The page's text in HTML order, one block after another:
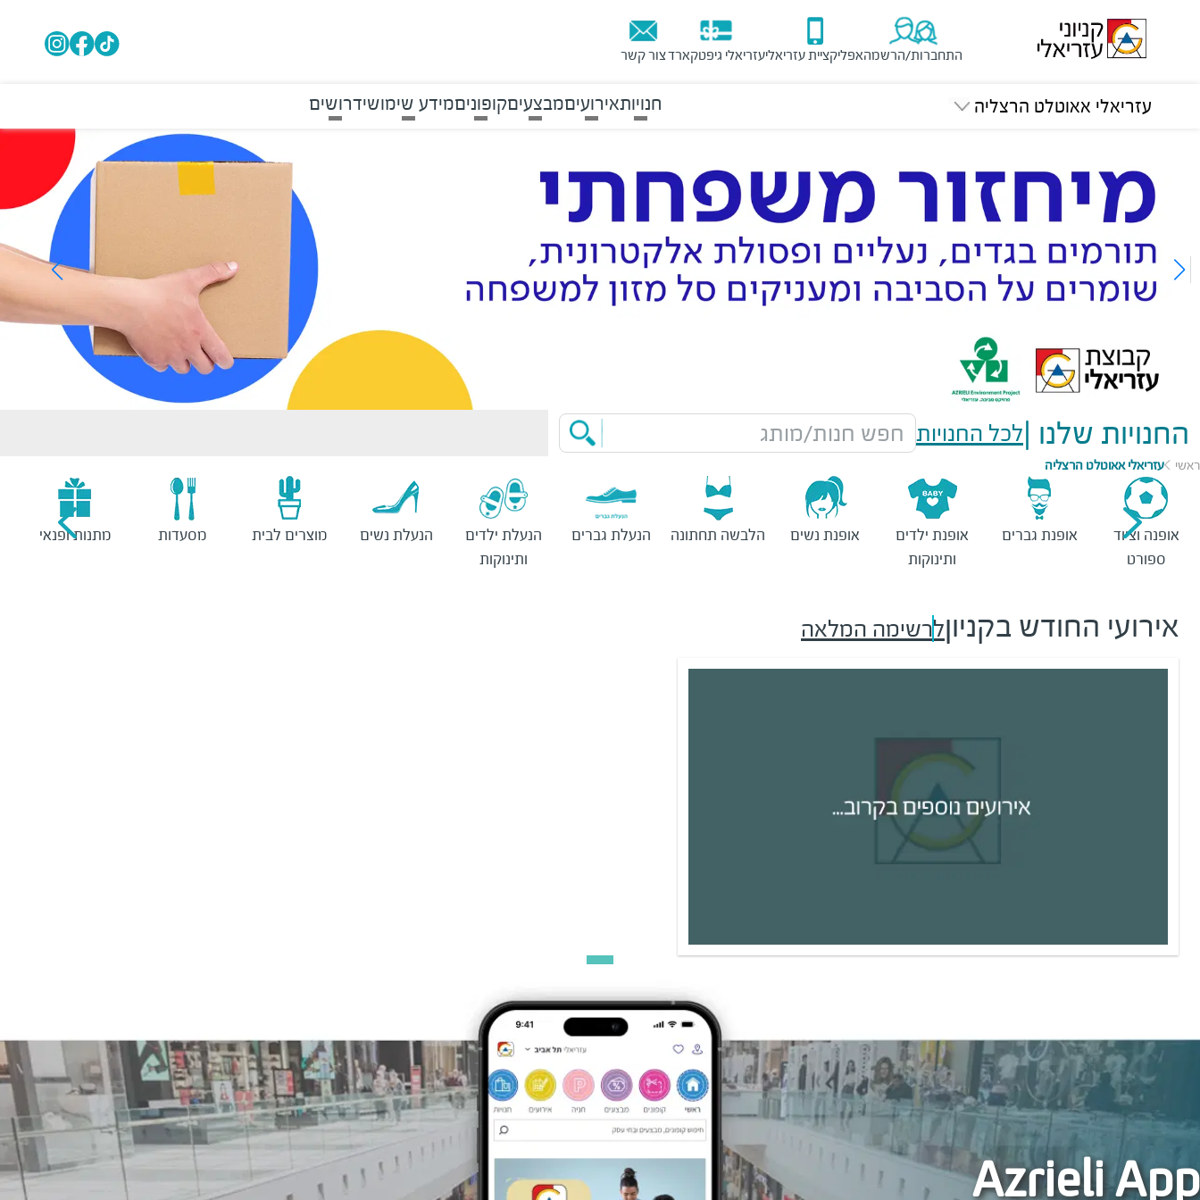
התחברות/הרשמהאפליקציית עזריאליעזריאלי גיפטקארדצור קשר
עזריאלי אאוטלט הרצליה חנויותאירועיםמבצעיםקופוניםמידע שימושידרושים
החנויות שלנו |לכל החנויות חפש חנות/מותג
ראשי עזריאלי אאוטלט הרצליה
אופנה וציוד
ספורט
אופנת גברים
אופנת ילדים
ותינוקות
אופנת נשים הלבשה תחתונה הנעלת גברים
הנעלת ילדים
ותינוקות
הנעלת נשים מוצרים לבית מסעדות מתנות ופנאי
אירועי החודש בקניוןלרשימה המלאה
Azrieli App